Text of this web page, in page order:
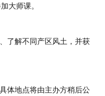
大师课。
了解不同产区风土，并获
体地点将由主办方稍后公